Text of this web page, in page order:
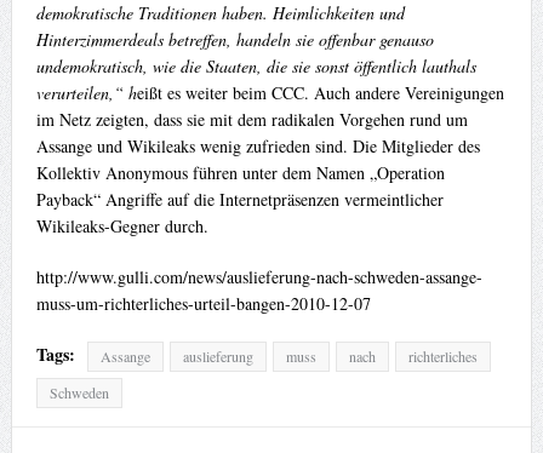
demokratische Traditionen haben. Heimlichkeiten und
Hinterzimmerdeals betreffen, handeln sie offenbar genauso
undemokratisch, wie die Staaten, die sie sonst öffentlich lauthals
verurteilen,“ heißt es weiter beim CCC. Auch andere Vereinigungen
im Netz zeigten, dass sie mit dem radikalen Vorgehen rund um
Assange und Wikileaks wenig zufrieden sind. Die Mitglieder des
Kollektiv Anonymous führen unter dem Namen „Operation
Payback“ Angriffe auf die Internetpräsenzen vermeintlicher
Wikileaks-Gegner durch.
http://www.gulli.com/news/auslieferung-nach-schweden-assange-
muss-um-richterliches-urteil-bangen-2010-12-07
Tags: Assange auslieferung muss nach
richterliches
Schweden